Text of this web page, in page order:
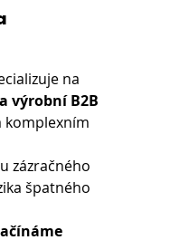
na
výrobní B2B
zázračného
špatného